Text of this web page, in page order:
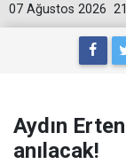
07 Ağustos 2026
Aydın
anılacak!